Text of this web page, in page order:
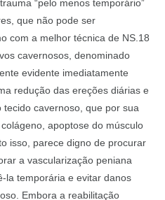
“pelo menos temporário”
que não pode ser
com a melhor técnica de NS.18
cavernosos, denominado
evidente imediatamente
redução das ereções diárias e
cavernoso, que por sua
apoptose do músculo
isso, parece digno de procurar
a vascularização peniana
la temporária e evitar danos
Embora a reabilitação